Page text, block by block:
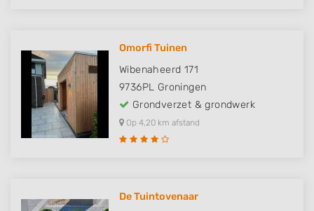
Omorfi Tuinen
Wibenaheerd 171
9736PL Groningen
Grondverzet & grondwerk
Op 4,20 km afstand
De Tuintovenaar